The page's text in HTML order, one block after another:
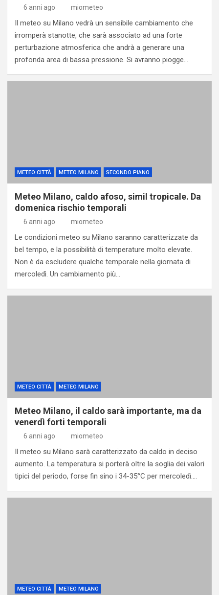
6 anni ago miometeo
Il meteo su Milano vedrà un sensibile cambiamento che
irromperà stanotte, che sarà associato ad una forte
perturbazione atmosferica che andrà a generare una
profonda area di bassa pressione. Si avranno piogge…
METEO CITTÀ METEO MILANO SECONDO PIANO
Meteo Milano, caldo afoso, simil tropicale. Da
domenica rischio temporali
6 anni ago miometeo
Le condizioni meteo su Milano saranno caratterizzate da
bel tempo, e la possibilità di temperature molto elevate.
Non è da escludere qualche temporale nella giornata di
mercoledì. Un cambiamento più…
METEO CITTÀ METEO MILANO
Meteo Milano, il caldo sarà importante, ma da
venerdì forti temporali
6 anni ago miometeo
Il meteo su Milano sarà caratterizzato da caldo in deciso
aumento. La temperatura si porterà oltre la soglia dei valori
tipici del periodo, forse fin sino i 34-35°C per mercoledì.…
METEO CITTÀ METEO MILANO